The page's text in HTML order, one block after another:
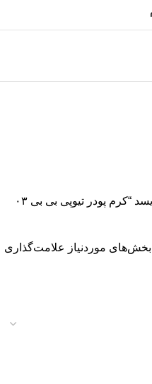
اولین کسی باشید که دیدگاهی می نویسد “کرم پودر تیوپی بی بی ۰۳
بخش‌های موردنیاز علامت‌گذاری